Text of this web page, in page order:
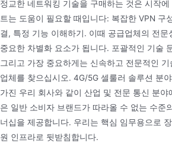
정교한 네트워킹 기술을 구매하는 것은 시작
트는 도움이 필요할 때입니다: 복잡한 VPN 구
결, 특정 기능 이해하기. 이때 공급업체의 전문
중요한 차별화 요소가 됩니다. 포괄적인 기술
그리고 가장 중요하게는 신속하고 전문적인
업체를 찾으십시오. 4G/5G 셀룰러 솔루션 분
가진 우리 회사와 같이 산업 및 전문 통신 분야
은 일반 소비자 브랜드가 따라올 수 없는 수준
너십을 제공합니다. 우리는 핵심 임무용으로
원 인프라로 뒷받침합니다.